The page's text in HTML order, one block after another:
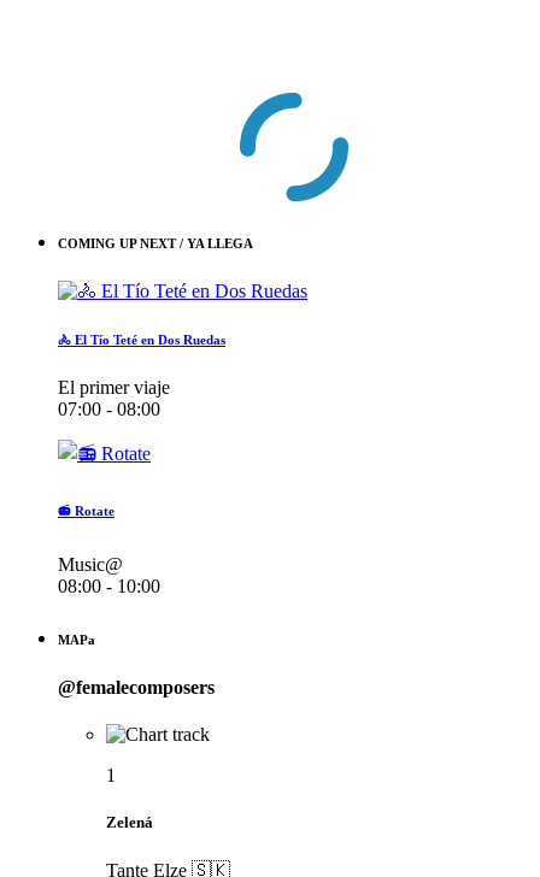
COMING UP NEXT / YA LLEGA
🚴 El Tío Teté en Dos Ruedas
El primer viaje
07:00 - 08:00
📻 Rotate
Music@
08:00 - 10:00
MAPa
@femalecomposers
1
Zelená
Tante Elze 🇸🇰